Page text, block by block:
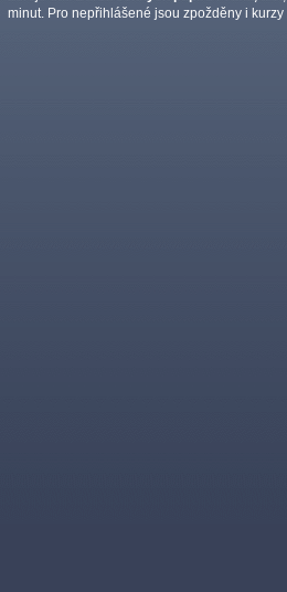
minut. Pro nepřihlášené jsou zpožděny i kurzy